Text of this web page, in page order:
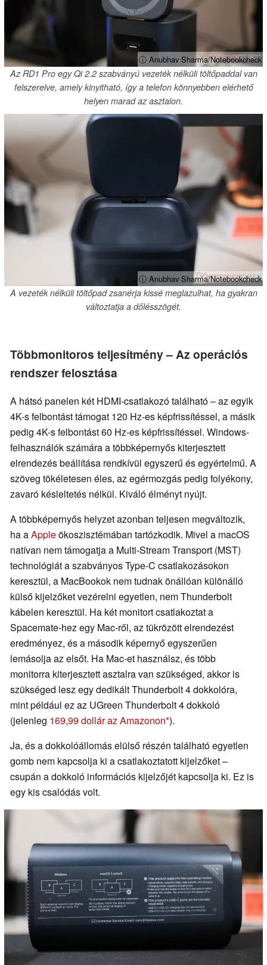
ⓘ Anubhav Sharma/Notebookcheck
Az RD1 Pro egy Qi 2.2 szabványú vezeték nélküli töltőpaddal van
felszerelve, amely kinyitható, így a telefon könnyebben elérhető
helyen marad az asztalon.
ⓘ Anubhav Sharma/Notebookcheck
A vezeték nélküli töltőpad zsanérja kissé meglazulhat, ha gyakran
változtatja a dőlésszögét.
Többmonitoros teljesítmény – Az operációs
rendszer felosztása
A hátsó panelen két HDMI-csatlakozó található – az egyik
4K-s felbontást támogat 120 Hz-es képfrissítéssel, a másik
pedig 4K-s felbontást 60 Hz-es képfrissítéssel. Windows-
felhasználók számára a többképernyős kiterjesztett
elrendezés beállítása rendkívül egyszerű és egyértelmű. A
szöveg tökéletesen éles, az egérmozgás pedig folyékony,
zavaró késleltetés nélkül. Kiváló élményt nyújt.
A többképernyős helyzet azonban teljesen megváltozik,
ha aAppleökoszisztémában tartózkodik. Mivel a macOS
natívan nem támogatja a Multi-Stream Transport (MST)
technológiát a szabványos Type-C csatlakozásokon
keresztül, a MacBookok nem tudnak önállóan különálló
külső kijelzőket vezérelni egyetlen, nem Thunderbolt
kábelen keresztül. Ha két monitort csatlakoztat a
Spacemate-hez egy Mac-ről, az tükrözött elrendezést
eredményez, és a második képernyő egyszerűen
lemásolja az elsőt. Ha Mac-et használsz, és több
monitorra kiterjesztett asztalra van szükséged, akkor is
szükséged lesz egy dedikált Thunderbolt 4 dokkolóra,
mint például ez az UGreen Thunderbolt 4 dokkoló
(jelenleg 169,99 dollár az Amazonon ).
Ja, és a dokkolóállomás elülső részén található egyetlen
gomb nem kapcsolja ki a csatlakoztatott kijelzőket –
csupán a dokkoló információs kijelzőjét kapcsolja ki. Ez is
egy kis csalódás volt.